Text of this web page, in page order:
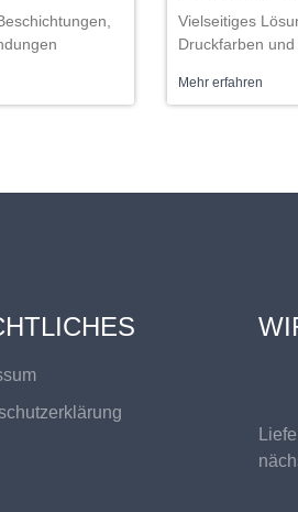
Vielseitiges
Druckfarben
Mehr erfahren